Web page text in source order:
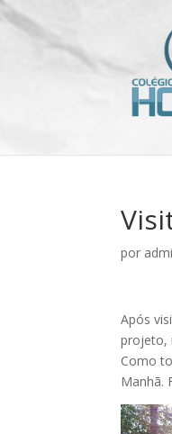
por
Após
projeto,
Como
Manhã.